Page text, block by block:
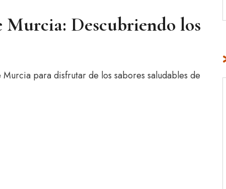
Descubriendo los
para disfrutar de los sabores saludables de